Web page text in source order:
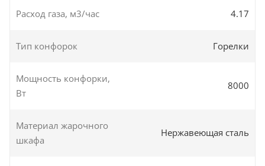
Расход газа, м3/час 4.17
Тип конфорок Горелки
Мощность конфорки,
Вт
8000
Материал жарочного
шкафа
Нержавеющая сталь